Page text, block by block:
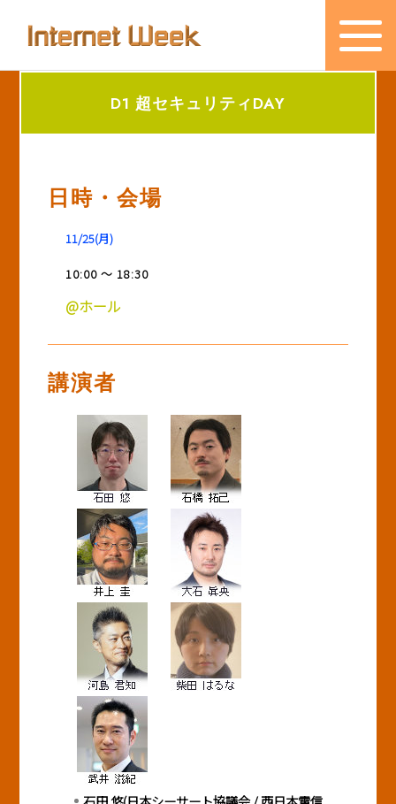
プログラム
お知らせ
主催・後援・委員
メディア掲載
BASICオンデマンド
参加申込
マイページ
D1 超セキュリティDAY
日時・会場
11/25(月)
10:00 ～ 18:30
@ホール
講演者